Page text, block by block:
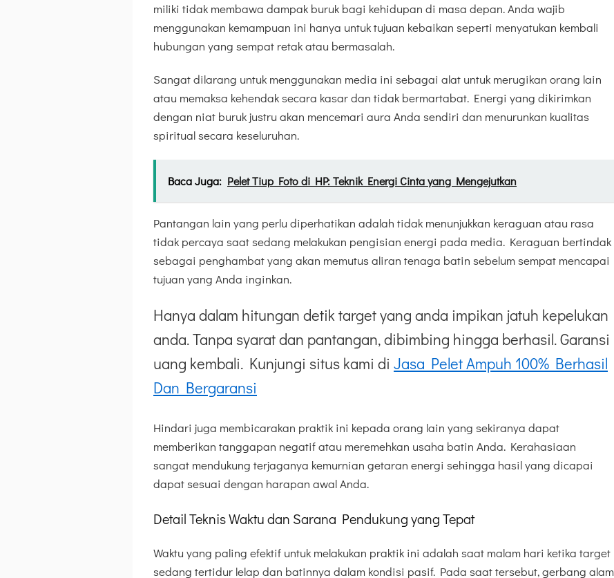
miliki tidak membawa dampak buruk bagi kehidupan di masa depan. Anda wajib
menggunakan kemampuan ini hanya untuk tujuan kebaikan seperti menyatukan kembali
hubungan yang sempat retak atau bermasalah.
Sangat dilarang untuk menggunakan media ini sebagai alat untuk merugikan orang lain
atau memaksa kehendak secara kasar dan tidak bermartabat. Energi yang dikirimkan
dengan niat buruk justru akan mencemari aura Anda sendiri dan menurunkan kualitas
spiritual secara keseluruhan.
Baca Juga: Pelet Tiup Foto di HP: Teknik Energi Cinta yang Mengejutkan
Pantangan lain yang perlu diperhatikan adalah tidak menunjukkan keraguan atau rasa
tidak percaya saat sedang melakukan pengisian energi pada media. Keraguan bertindak
sebagai penghambat yang akan memutus aliran tenaga batin sebelum sempat mencapai
tujuan yang Anda inginkan.
Hanya dalam hitungan detik target yang anda impikan jatuh kepelukan
anda. Tanpa syarat dan pantangan, dibimbing hingga berhasil. Garansi
uang kembali. Kunjungi situs kami di Jasa Pelet Ampuh 100% Berhasil
Dan Bergaransi
Hindari juga membicarakan praktik ini kepada orang lain yang sekiranya dapat
memberikan tanggapan negatif atau meremehkan usaha batin Anda. Kerahasiaan
sangat mendukung terjaganya kemurnian getaran energi sehingga hasil yang dicapai
dapat sesuai dengan harapan awal Anda.
Detail Teknis Waktu dan Sarana Pendukung yang Tepat
Waktu yang paling efektif untuk melakukan praktik ini adalah saat malam hari ketika target
sedang tertidur lelap dan batinnya dalam kondisi pasif. Pada saat tersebut, gerbang alam